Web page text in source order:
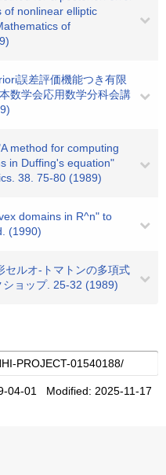
of nonlinear elliptic
of
誤差評価機能つき有限
数学会応用数学分科会講
method for computing
in Duffing's equation"
38. 75-80 (1989)
domains in R^n" to
(1990)
セルオ-トマトンの多項式
ョップ. 25-32 (1989)
04-01 Modified: 2025-11-17